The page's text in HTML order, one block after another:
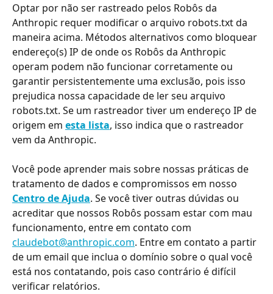
Optar por não ser rastreado pelos Robôs da
Anthropic requer modificar o arquivo robots.txt da
maneira acima. Métodos alternativos como bloquear
endereço(s) IP de onde os Robôs da Anthropic
operam podem não funcionar corretamente ou
garantir persistentemente uma exclusão, pois isso
prejudica nossa capacidade de ler seu arquivo
robots.txt. Se um rastreador tiver um endereço IP de
origem em esta lista, isso indica que o rastreador
vem da Anthropic.
Você pode aprender mais sobre nossas práticas de
tratamento de dados e compromissos em nosso
Centro de Ajuda. Se você tiver outras dúvidas ou
acreditar que nossos Robôs possam estar com mau
funcionamento, entre em contato com
claudebot@anthropic.com. Entre em contato a partir
de um email que inclua o domínio sobre o qual você
está nos contatando, pois caso contrário é difícil
verificar relatórios.